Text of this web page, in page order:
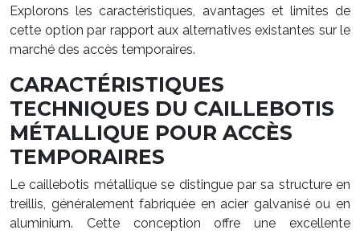
Explorons les caractéristiques, avantages et limites de
cette option par rapport aux alternatives existantes sur le
marché des accès temporaires.
CARACTÉRISTIQUES
TECHNIQUES DU CAILLEBOTIS
MÉTALLIQUE POUR ACCÈS
TEMPORAIRES
Le caillebotis métallique se distingue par sa structure en
treillis, généralement fabriquée en acier galvanisé ou en
aluminium. Cette conception offre une excellente